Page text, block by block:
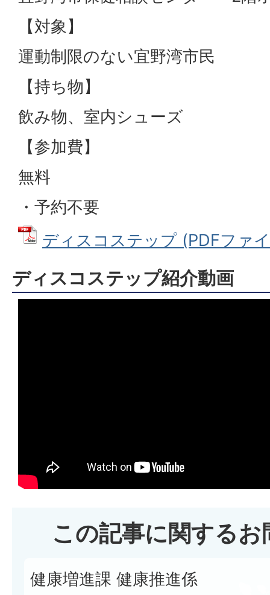
【対象】
運動制限のない宜野湾市民
【持ち物】
飲み物、室内シューズ
【参加費】
無料
・予約不要
ディスコステップ (PDFファ
ディスコステップ紹介動画
この記事に関する
健康増進課 健康推進係